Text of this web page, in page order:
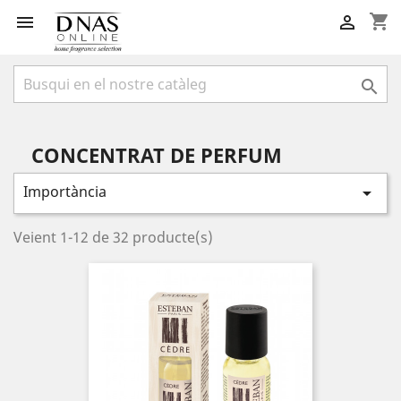
 shopping_cart


CONCENTRAT DE PERFUM
Importància 
Veient 1-12 de 32 producte(s)